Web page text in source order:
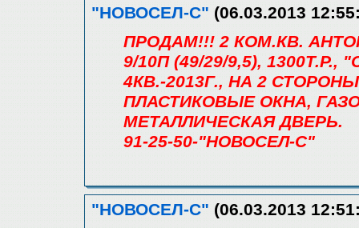
"НОВОСЕЛ-С" (06.03.2013
ПРОДАМ!!! 2 КОМ.КВ.
9/10П (49/29/9,5),
4КВ.-2013Г., НА 2
ПЛАСТИКОВЫЕ ОКНА,
МЕТАЛЛИЧЕСКАЯ ДВЕРЬ.
91-25-50-"НОВОСЕЛ-С"
"НОВОСЕЛ-С" (06.03.2013